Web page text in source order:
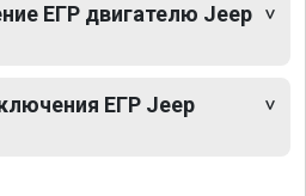
ЕГР двигателю Jeep
ЕГР Jeep